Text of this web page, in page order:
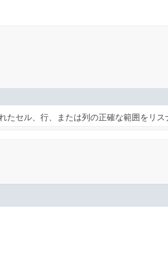
たセル、行、または列の正確な範囲をリス